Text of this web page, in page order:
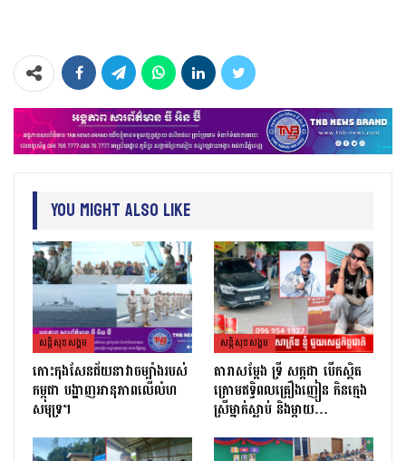
You Might Also Like
សន្តិសុខសង្គម
កោះកុងសែនជ័យនាវាចម្បាំងរបស់
កម្ពុជា បង្ហាញអានុភាពលើលំហ
សមុទ្រ។
សន្តិសុខសង្គម
តារាសម្ដែង ទ្រី សក្កដា បើកស្ថិត
ក្រោមឥទ្ធិពលគ្រឿងញៀន កិនក្មេង
ស្រីម្នាក់ស្លាប់ និងម្ដាយ…